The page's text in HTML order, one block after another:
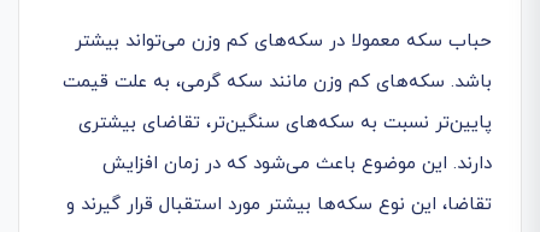
حباب سکه معمولا در سکه‌های کم وزن می‌تواند بیشتر
باشد. سکه‌های کم وزن مانند سکه گرمی، به علت قیمت
پایین‌تر نسبت به سکه‌های سنگین‌تر، تقاضای بیشتری
دارند. این موضوع باعث می‌شود که در زمان افزایش
تقاضا، این نوع سکه‌ها بیشتر مورد استقبال قرار گیرند و